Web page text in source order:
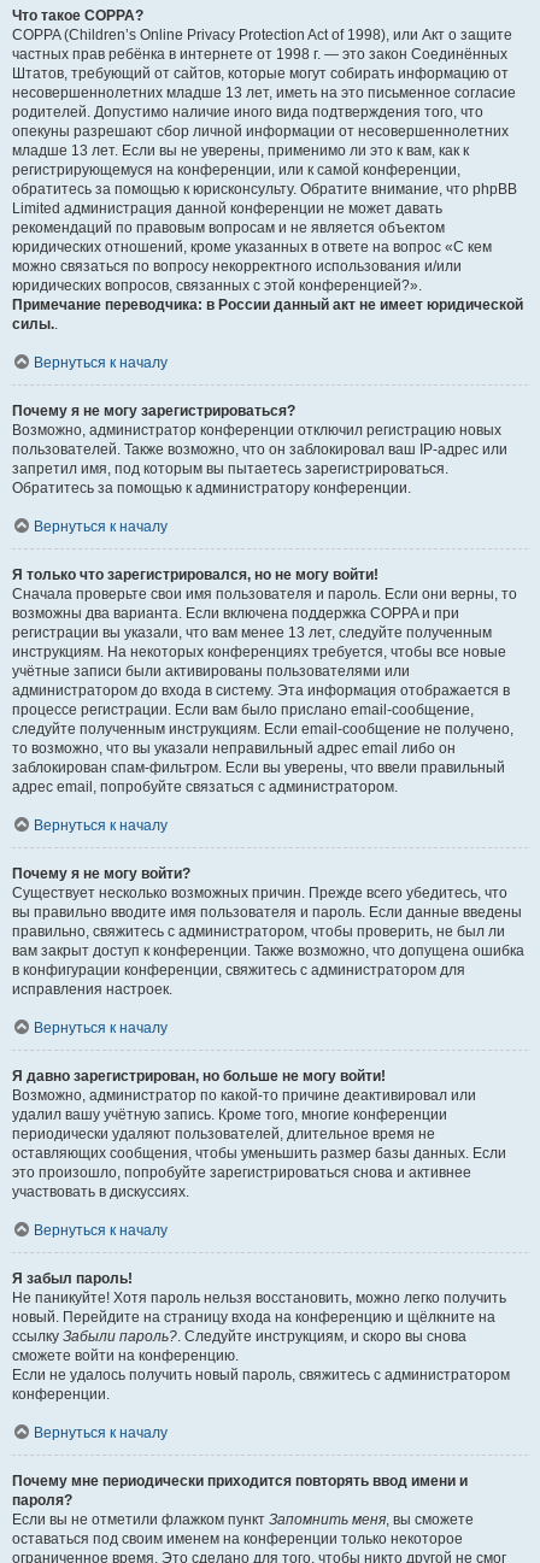
Что такое COPPA?
COPPA (Children’s Online Privacy Protection Act of 1998), или Акт о защите
частных прав ребёнка в интернете от 1998 г. — это закон Соединённых
Штатов, требующий от сайтов, которые могут собирать информацию от
несовершеннолетних младше 13 лет, иметь на это письменное согласие
родителей. Допустимо наличие иного вида подтверждения того, что
опекуны разрешают сбор личной информации от несовершеннолетних
младше 13 лет. Если вы не уверены, применимо ли это к вам, как к
регистрирующемуся на конференции, или к самой конференции,
обратитесь за помощью к юрисконсульту. Обратите внимание, что phpBB
Limited администрация данной конференции не может давать
рекомендаций по правовым вопросам и не является объектом
юридических отношений, кроме указанных в ответе на вопрос «С кем
можно связаться по вопросу некорректного использования и/или
юридических вопросов, связанных с этой конференцией?».
Примечание переводчика: в России данный акт не имеет юридической
силы..
Вернуться к началу
Почему я не могу зарегистрироваться?
Возможно, администратор конференции отключил регистрацию новых
пользователей. Также возможно, что он заблокировал ваш IP-адрес или
запретил имя, под которым вы пытаетесь зарегистрироваться.
Обратитесь за помощью к администратору конференции.
Вернуться к началу
Я только что зарегистрировался, но не могу войти!
Сначала проверьте свои имя пользователя и пароль. Если они верны, то
возможны два варианта. Если включена поддержка COPPA и при
регистрации вы указали, что вам менее 13 лет, следуйте полученным
инструкциям. На некоторых конференциях требуется, чтобы все новые
учётные записи были активированы пользователями или
администратором до входа в систему. Эта информация отображается в
процессе регистрации. Если вам было прислано email-сообщение,
следуйте полученным инструкциям. Если email-сообщение не получено,
то возможно, что вы указали неправильный адрес email либо он
заблокирован спам-фильтром. Если вы уверены, что ввели правильный
адрес email, попробуйте связаться с администратором.
Вернуться к началу
Почему я не могу войти?
Существует несколько возможных причин. Прежде всего убедитесь, что
вы правильно вводите имя пользователя и пароль. Если данные введены
правильно, свяжитесь с администратором, чтобы проверить, не был ли
вам закрыт доступ к конференции. Также возможно, что допущена ошибка
в конфигурации конференции, свяжитесь с администратором для
исправления настроек.
Вернуться к началу
Я давно зарегистрирован, но больше не могу войти!
Возможно, администратор по какой-то причине деактивировал или
удалил вашу учётную запись. Кроме того, многие конференции
периодически удаляют пользователей, длительное время не
оставляющих сообщения, чтобы уменьшить размер базы данных. Если
это произошло, попробуйте зарегистрироваться снова и активнее
участвовать в дискуссиях.
Вернуться к началу
Я забыл пароль!
Не паникуйте! Хотя пароль нельзя восстановить, можно легко получить
новый. Перейдите на страницу входа на конференцию и щёлкните на
ссылку Забыли пароль?. Следуйте инструкциям, и скоро вы снова
сможете войти на конференцию.
Если не удалось получить новый пароль, свяжитесь с администратором
конференции.
Вернуться к началу
Почему мне периодически приходится повторять ввод имени и
пароля?
Если вы не отметили флажком пункт Запомнить меня, вы сможете
оставаться под своим именем на конференции только некоторое
ограниченное время. Это сделано для того, чтобы никто другой не смог